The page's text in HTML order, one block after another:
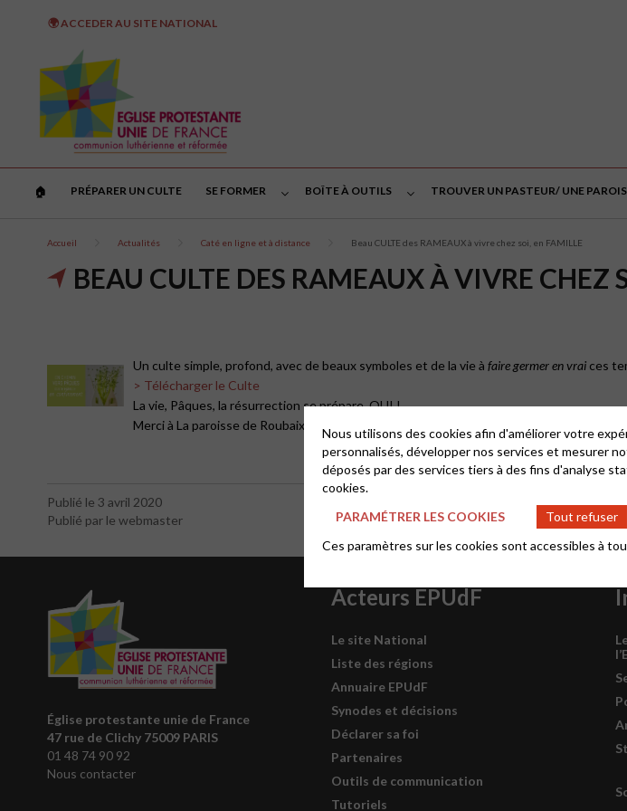
🌍 ACCEDER AU SITE NATIONAL
🏠︎ PRÉPARER UN CULTE SE FORMER BOÎTE À OUTILS TROUVER UN PASTEUR/ UNE
Accueil Actualités Caté en ligne et à distance Beau CULTE des RAMEAUX à vivre chez soi, en FAMILLE
BEAU CULTE DES RAMEAUX À VIVRE CHEZ
Un culte simple, profond, avec de beaux symboles et de la vie à faire germer en vrai ces
> Télécharger le Culte
La vie, Pâques, la résurrection se prépare, OUI !
Merci à La paroisse de Roubaix pour ce partage !
Publié le 3 avril 2020
Publié par le webmaster
Église protestante unie de France
47 rue de Clichy 75009 PARIS
01 48 74 90 92
Nous contacter
Acteurs EPUdF
Le site National
Liste des régions
Annuaire EPUdF
Synodes et décisions
Déclarer sa foi
Partenaires
Outils de communication
Tutoriels
Nous utilisons des cookies afin d'améliorer votre
personnalisés, développer nos services et mesurer
déposés par des services tiers à des fins d'analyse
cookies.
PARAMÉTRER LES COOKIES
Tout refuser
Ces paramètres sur les cookies sont accessibles à